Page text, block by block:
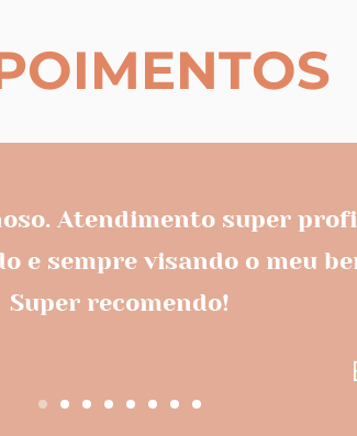
Atendimento super
e sempre visando o meu
Super recomendo!